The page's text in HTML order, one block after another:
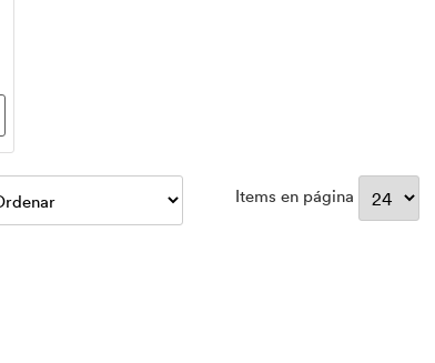
Items en página